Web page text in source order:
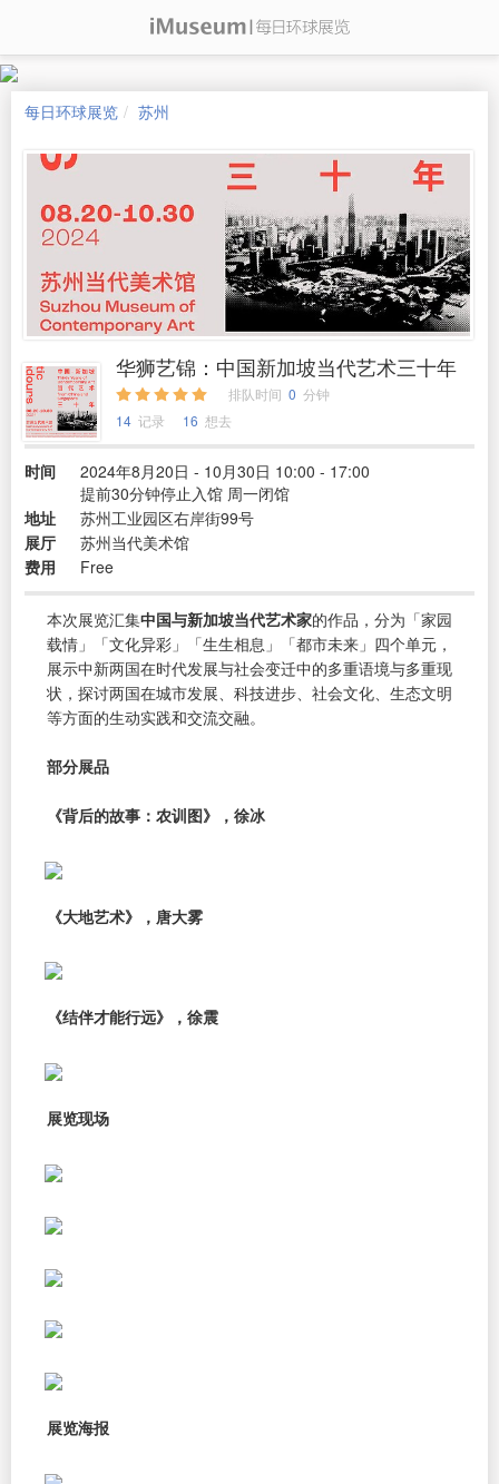
每日环球展览 苏州
华狮艺锦：中国新加坡当代艺术三十年
排队时间 0 分钟
14 记录 16 想去
时间
2024年8月20日 - 10月30日 10:00 - 17:00
提前30分钟停止入馆 周一闭馆
地址
苏州工业园区右岸街99号
展厅
苏州当代美术馆
费用
Free
本次展览汇集中国与新加坡当代艺术家的作品，分为「家园
载情」「文化异彩」「生生相息」「都市未来」四个单元，
展示中新两国在时代发展与社会变迁中的多重语境与多重现
状，探讨两国在城市发展、科技进步、社会文化、生态文明
等方面的生动实践和交流交融。
部分展品
《背后的故事：农训图》，徐冰
《大地艺术》，唐大雾
《结伴才能行远》，徐震
展览现场
展览海报